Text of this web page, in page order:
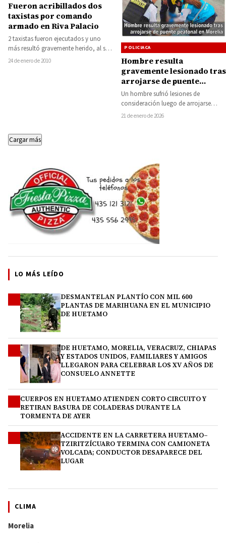
Fueron acribillados dos
taxistas por comando
armado en Riva Palacio
2 taxistas fueron ejecutados y uno
más resultó gravemente herido, al ser
acribillados por un grupo armado
24 de enero de 2010
POLICIACA
Hombre resulta
gravemente lesionado tras
arrojarse de puente
peatonal en Morelia
Un hombre sufrió lesiones de
consideración luego de arrojarse
desde un puente peatonal y caer sobre
21 de enero de 2026
Cargar más
LO MÁS LEÍDO
DESMANTELAN PLANTÍO CON MIL 600
PLANTAS DE MARIHUANA EN EL MUNICIPIO
DE HUETAMO
DE HUETAMO, MORELIA, VERACRUZ, CHIAPAS
Y ESTADOS UNIDOS, FAMILIARES Y AMIGOS
LLEGARON PARA CELEBRAR LOS XV AÑOS DE
CONSUELO ANNETTE
CUERPOS EN HUETAMO ATIENDEN CORTO CIRCUITO Y
RETIRAN BASURA DE COLADERAS DURANTE LA
TORMENTA DE AYER
ACCIDENTE EN LA CARRETERA HUETAMO–
TZIRITZÍCUARO TERMINA CON CAMIONETA
VOLCADA; CONDUCTOR DESAPARECE DEL
LUGAR
CLIMA
Morelia